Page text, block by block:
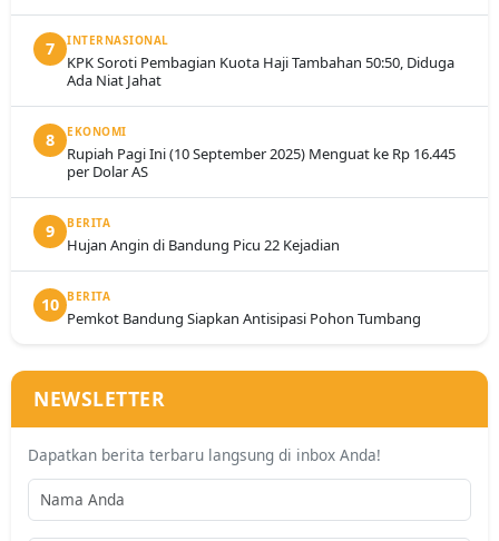
7 INTERNASIONAL
KPK Soroti Pembagian Kuota Haji Tambahan 50:50, Diduga
Ada Niat Jahat
8 EKONOMI
Rupiah Pagi Ini (10 September 2025) Menguat ke Rp 16.445
per Dolar AS
9 BERITA
Hujan Angin di Bandung Picu 22 Kejadian
10 BERITA
Pemkot Bandung Siapkan Antisipasi Pohon Tumbang
NEWSLETTER
Dapatkan berita terbaru langsung di inbox Anda!